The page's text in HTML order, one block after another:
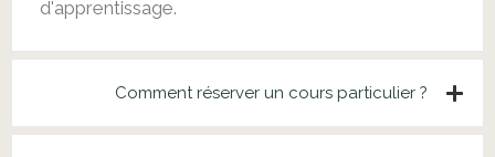
d'apprentissage.
Comment réserver un cours particulier ?